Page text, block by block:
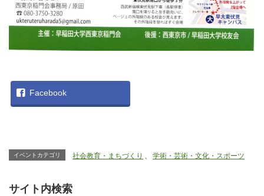
Facebook
イベントカテゴリ 社会教育・まちづくり 、 学術・芸術・文化・スポーツ
サイト内検索